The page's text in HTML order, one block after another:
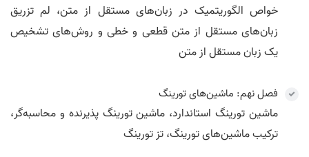
خواص الگوریتمیک در زبان‌های مستقل از متن، لم تزریق
زبان‌های مستقل از متن قطعی و خطی و روش‌های تشخیص
یک زبان مستقل از متن
فصل نهم: ماشین‌های تورینگ
ماشین تورینگ استاندارد، ماشین تورینگ پذیرنده و محاسبه‌گر،
ترکیب ما‌شین‌های تورینگ، تز تورینگ